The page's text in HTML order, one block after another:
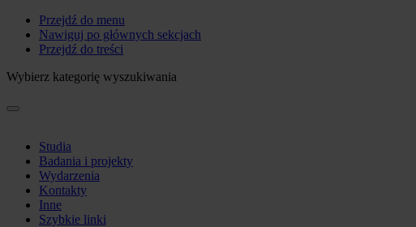
Przejdź do menu
Nawiguj po głównych sekcjach
Przejdź do treści
Wybierz kategorię wyszukiwania
Studia
Badania i projekty
Wydarzenia
Kontakty
Inne
Szybkie linki